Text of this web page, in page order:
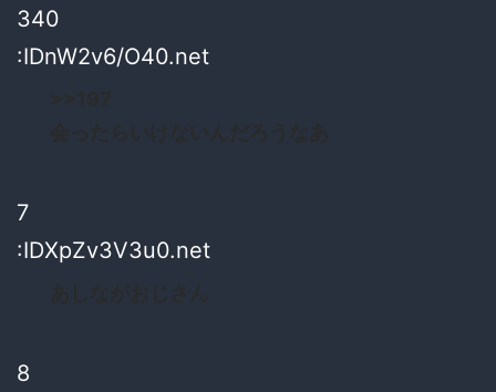
340
:IDnW2v6/O40.net
7
:IDXpZv3V3u0.net
8